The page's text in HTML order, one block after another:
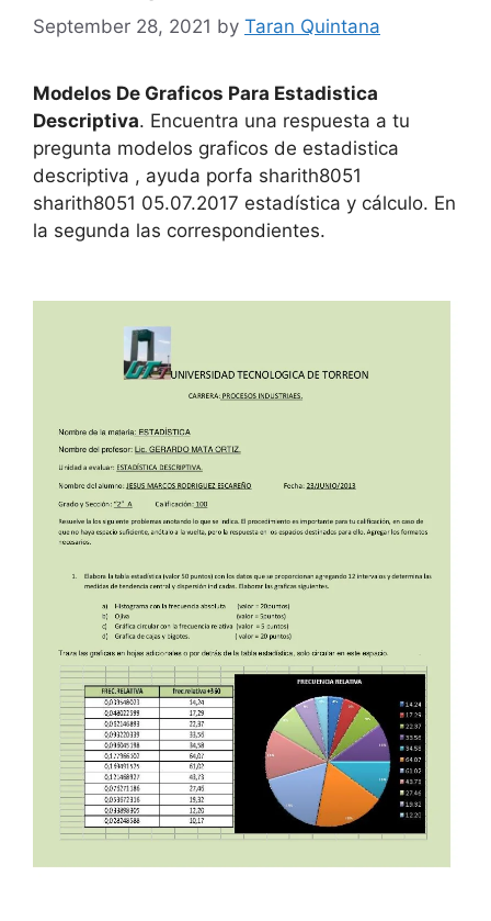
September 28, 2021 by Taran Quintana
Modelos De Graficos Para Estadistica
Descriptiva. Encuentra una respuesta a tu
pregunta modelos graficos de estadistica
descriptiva , ayuda porfa sharith8051
sharith8051 05.07.2017 estadística y cálculo. En
la segunda las correspondientes.